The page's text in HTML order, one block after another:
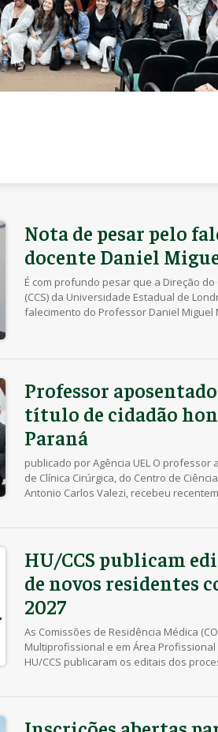
Nota de pesar pelo
docente Daniel
É com profundo pesar que a Direção
(CCS) da Universidade Estadual de
falecimento do Professor Daniel Miguel
Trauma (LAT/UEL) e preceptor da […]
Professor aposentado
título de cidadão
Paraná
publicado por Agência UEL O
de Clínica Cirúrgica, do Centro de
Antonio Carlos Valezi, recebeu
HU/CCS publicam
de novos residentes
2027
As Comissões de Residência Médica
Multiprofissional e em Área Profissional
HU/CCS publicaram os editais dos
(https://sites.uel.br/proppg/inscricoes/).